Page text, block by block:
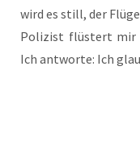
wird es still, der
Poli­zist flüs­tert mir
Ich ant­wor­te: Ich